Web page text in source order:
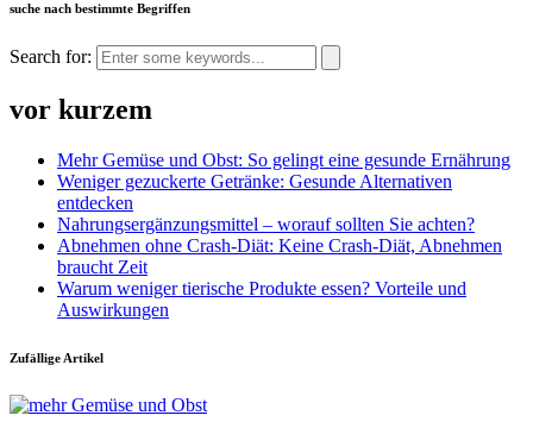
suche nach bestimmte Begriffen
Search for:
vor kurzem
Mehr Gemüse und Obst: So gelingt eine gesunde Ernährung
Weniger gezuckerte Getränke: Gesunde Alternativen
entdecken
Nahrungsergänzungsmittel – worauf sollten Sie achten?
Abnehmen ohne Crash-Diät: Keine Crash-Diät, Abnehmen
braucht Zeit
Warum weniger tierische Produkte essen? Vorteile und
Auswirkungen
Zufällige Artikel